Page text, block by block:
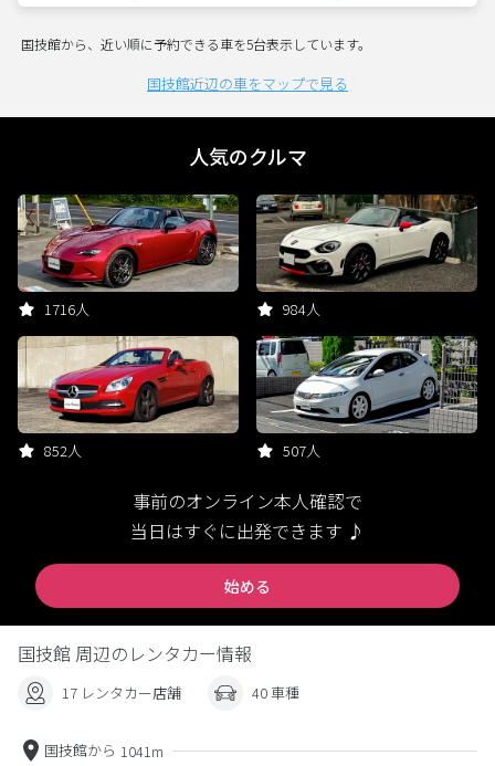
国技館から、近い順に予約できる車を5台表示しています。
国技館近辺の車をマップで見る
人気のクルマ
1716人 984人
852人 507人
事前のオンライン本人確認で
当日はすぐに出発できます ♪
始める
国技館 周辺のレンタカー情報
17 レンタカー店舗 40 車種
国技館から 1041m